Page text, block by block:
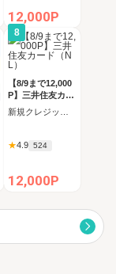
12,000P
8
【8/9まで12,000
P】三井住友カー
ド（NL）
★4.9 524
12,000P